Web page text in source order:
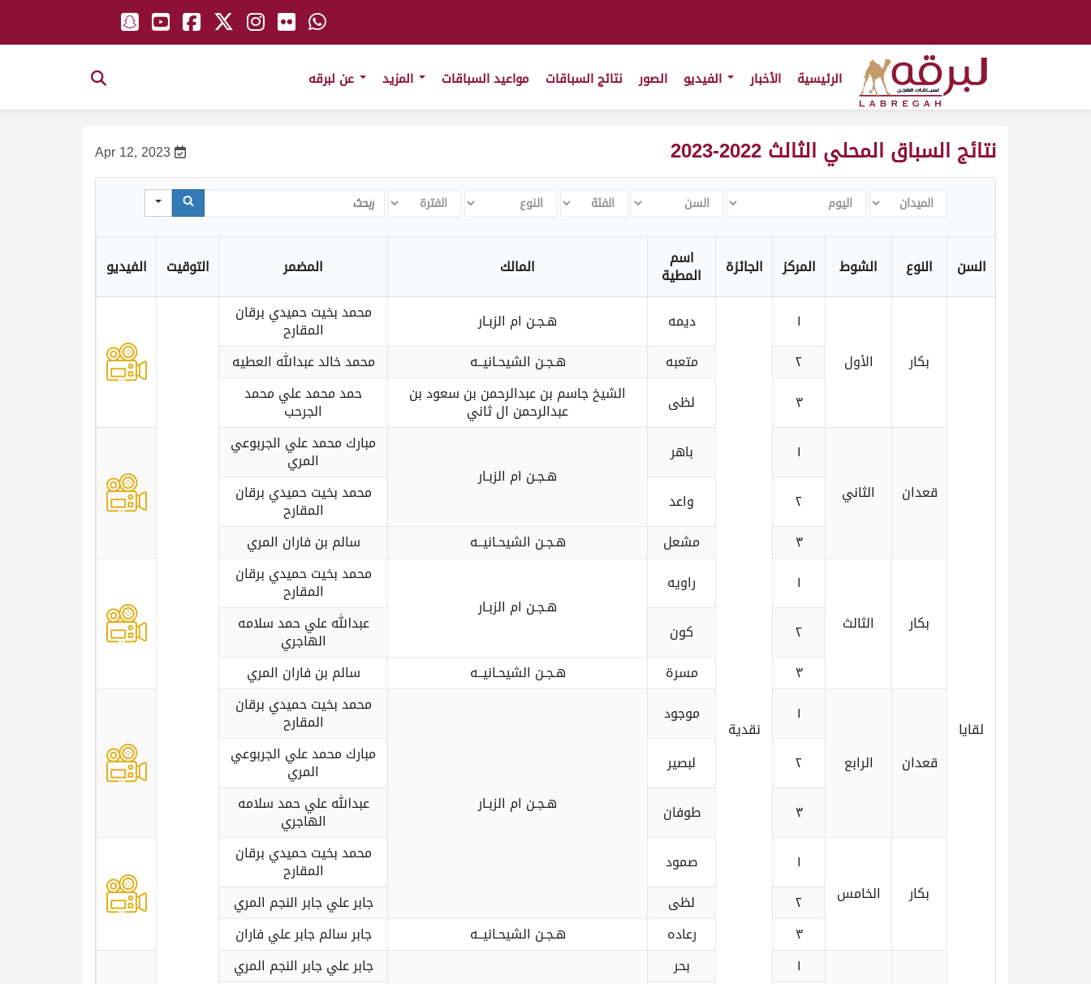
الرئيسية الأخبار الصور نتائج السباقات مواعيد السباقات
Apr 12, 2023 نتائج السباق المحلي الثالث 2022-2023
الميدان اليوم السن الفئة النوع الفترة Search
السن النوع الشوط المركز الجائزة اسم
المطية المالك المضمر التوقيت الفيديو
لقايا
بكار الأول
١
نقدية
ديمه هـجـن ام الزبـار محمد بخيت حميدي برقان
المقارح
٢
متعبه هـجـن الشيحـانيــه
محمد خالد عبدالله العطيه
٣
لظى الشيخ جاسم بن عبدالرحمن بن سعود بن
عبدالرحمن ال ثاني
حمد محمد علي محمد
الجرحب
قعدان الثاني
١
باهر
هـجـن ام الزبـار
مبارك محمد علي الجربوعي
المري
٢
واعد محمد بخيت حميدي برقان
المقارح
٣
مشعل هـجـن الشيحـانيــه سالم بن فاران المري
بكار الثالث
١
راويه
هـجـن ام الزبـار
محمد بخيت حميدي برقان
المقارح
٢
كون عبدالله علي حمد سلامه
الهاجري
٣
مسرة هـجـن الشيحـانيــه سالم بن فاران المري
قعدان الرابع
١ موجود
هـجـن ام الزبـار
محمد بخيت حميدي برقان
المقارح
٢
لبصير مبارك محمد علي الجربوعي
المري
٣
طوفان عبدالله علي حمد سلامه
الهاجري
بكار الخامس
١ صمود محمد بخيت حميدي برقان
المقارح
٢
لظى
جابر علي جابر النجم المري
٣
رعاده هـجـن الشيحـانيــه جابر سالم جابر علي فاران
١ بحر
جابر علي جابر النجم المري